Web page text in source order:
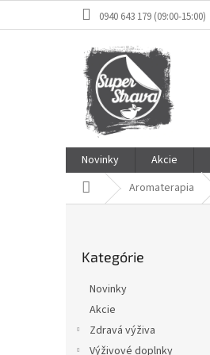
0940 643 179 (09:00-15:00)
Novinky Akcie
DomovAromaterapia
kategórie
Kategórie
Novinky
Akcie
Zdravá výživa
Výživové doplnky